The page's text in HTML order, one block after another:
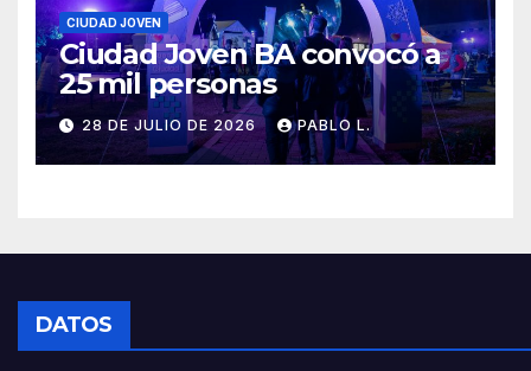
CIUDAD JOVEN
Ciudad Joven BA convocó a
25 mil personas
28 DE JULIO DE 2026 PABLO L.
DATOS